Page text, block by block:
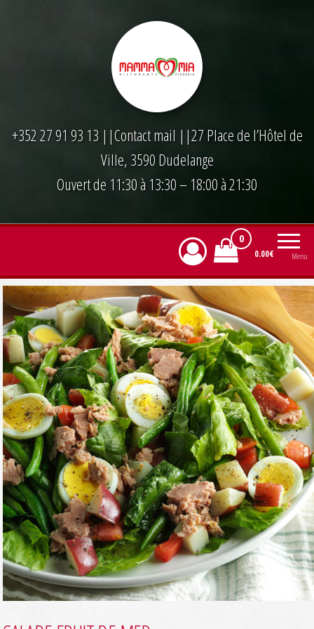
+352 27 91 93 13 ||Contact mail ||27 Place de l’Hôtel de
Ville, 3590 Dudelange
Ouvert de 11:30 à 13:30 – 18:00 à 21:30
Menu
0
0.00€